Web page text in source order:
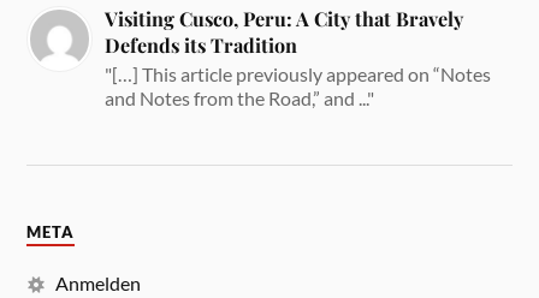
Visiting Cusco, Peru: A City that Bravely
Defends its Tradition
"[…] This article previously appeared on “Notes
and Notes from the Road,” and ..."
META
Anmelden